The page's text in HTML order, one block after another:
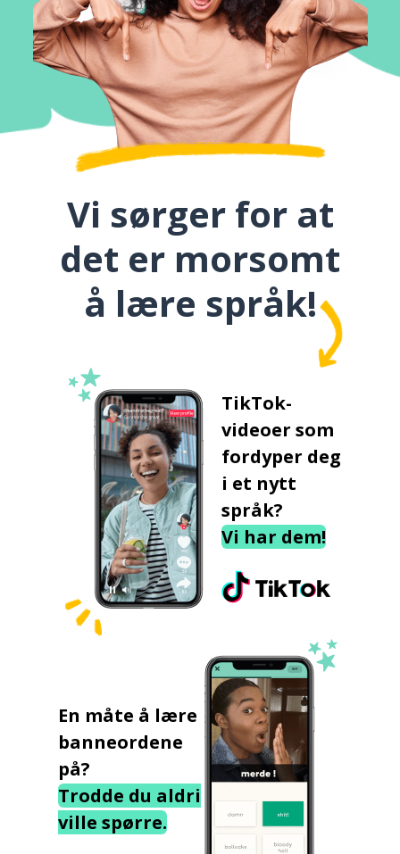
Vi sørger for at
det er morsomt
å lære språk!
TikTok-
videoer som
fordyper deg
i et nytt
språk?
Vi har dem!
En måte å lære
banneordene
på?
Trodde du aldri
ville spørre.